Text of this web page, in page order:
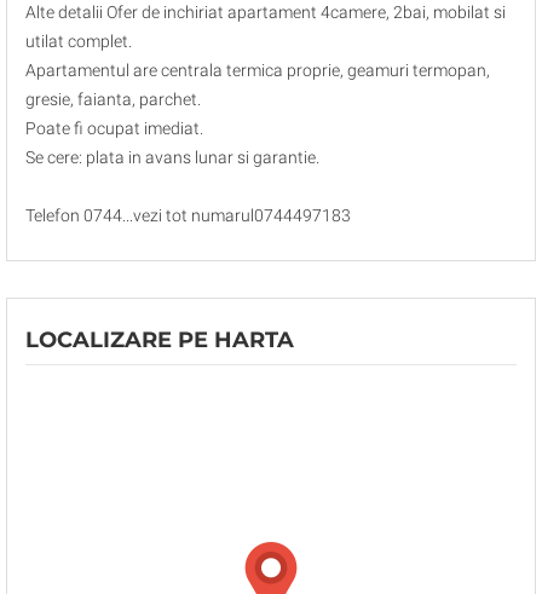
Alte detalii Ofer de inchiriat apartament 4camere, 2bai, mobilat si
utilat complet.
Apartamentul are centrala termica proprie, geamuri termopan,
gresie, faianta, parchet.
Poate fi ocupat imediat.
Se cere: plata in avans lunar si garantie.
Telefon 0744...vezi tot numarul0744497183
LOCALIZARE PE HARTA